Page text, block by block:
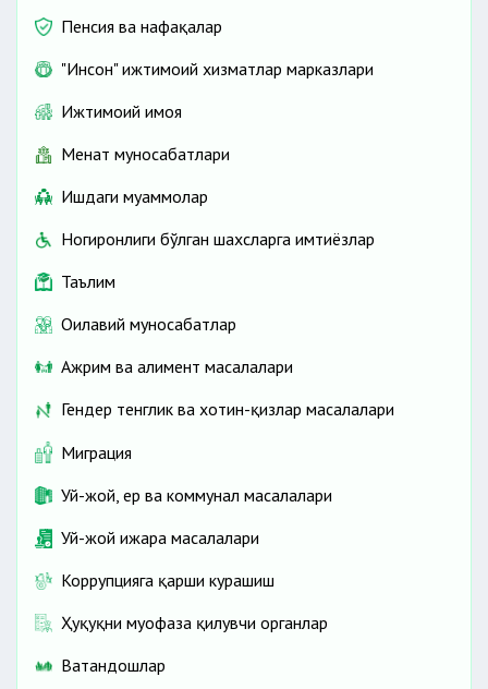
Пенсия ва нафақалар
"Инсон" ижтимоий хизматлар марказлари
Ижтимоий ҳимоя
Меҳнат муносабатлари
Ишдаги муаммолар
Ногиронлиги бўлган шахсларга имтиёзлар
Таълим
Оилавий муносабатлар
Ажрим ва алимент масалалари
Гендер тенглик ва хотин-қизлар масалалари
Миграция
Уй-жой, ер ва коммунал масалалари
Уй-жой ижара масалалари
Коррупцияга қарши курашиш
Ҳуқуқни муҳофаза қилувчи органлар
Ватандошлар